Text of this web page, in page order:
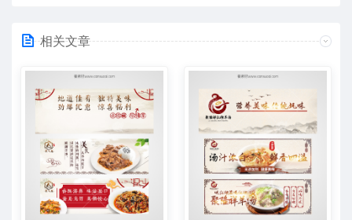
相关文章